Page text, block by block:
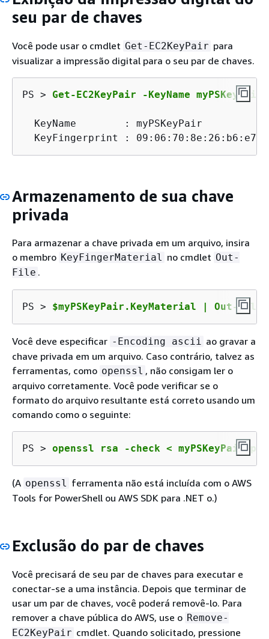
seu par de chaves
Você pode usar o cmdlet Get-EC2KeyPair para
visualizar a impressão digital para o seu par de chaves.
PS > Get-EC2KeyPair -KeyName
  KeyName        : myPSKeyPair
KeyFingerprint :
Armazenamento de sua chave
privada
Para armazenar a chave privada em um arquivo, insira
o membro KeyFingerMaterial no cmdlet Out-
File .
PS > $myPSKeyPair.KeyMaterial | Out-File
Você deve especificar -Encoding ascii ao gravar a
chave privada em um arquivo. Caso contrário, talvez as
ferramentas, como openssl , não consigam ler o
arquivo corretamente. Você pode verificar se o
formato do arquivo resultante está correto usando um
comando como o seguinte:
PS > openssl rsa -check < myPSKeyPair.pem
(A openssl ferramenta não está incluída com o AWS
Tools for PowerShell ou AWS SDK para .NET o.)
Exclusão do par de chaves
Você precisará de seu par de chaves para executar e
conectar-se a uma instância. Depois que terminar de
usar um par de chaves, você poderá removê-lo. Para
remover a chave pública do AWS, use o Remove-
EC2KeyPair cmdlet. Quando solicitado, pressione